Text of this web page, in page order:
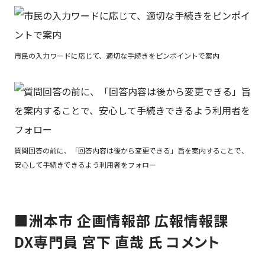
市民の入力ワードに応じて、適切な手続きをピンポイントで案内
質問回答の前に、「回答内容は後から変更できる」旨を案内することで、
安心して手続きできるよう利用者をフォロー
■洲本市 企画情報部 広報情報課
DX専門員 宮下 直哉 氏 コメント